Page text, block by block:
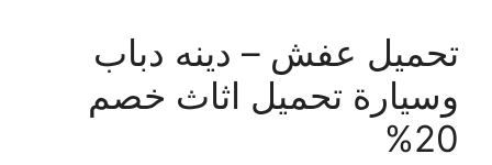
تحميل عفش – دينه دباب
وسيارة تحميل اثاث خصم
20%